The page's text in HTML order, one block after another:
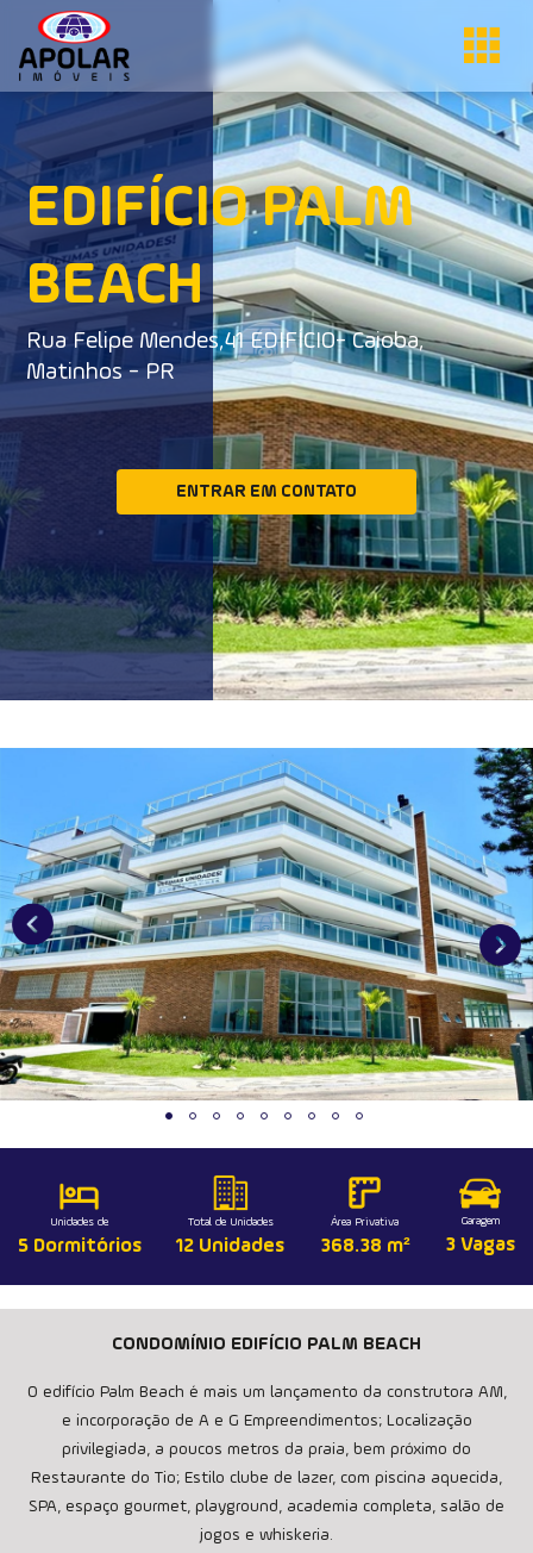
EDIFÍCIO PALM
BEACH
Rua Felipe Mendes,41 EDIFÍCIO- Caioba,
Matinhos - PR
ENTRAR EM CONTATO
Unidades de
5 Dormitórios
Total de Unidades
12 Unidades
Área Privativa
368.38 m²
Garagem
3 Vagas
CONDOMÍNIO EDIFÍCIO PALM BEACH
O edifício Palm Beach é mais um lançamento da construtora AM,
e incorporação de A e G Empreendimentos; Localização
privilegiada, a poucos metros da praia, bem próximo do
Restaurante do Tio; Estilo clube de lazer, com piscina aquecida,
SPA, espaço gourmet, playground, academia completa, salão de
jogos e whiskeria.